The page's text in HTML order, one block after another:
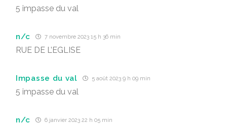
5 impasse du val
n/c 7 novembre 2023 15 h 36 min
RUE DE L’EGLISE
Impasse du val 5 août 2023 9 h 09 min
5 impasse du val
n/c 6 janvier 2023 22 h 05 min